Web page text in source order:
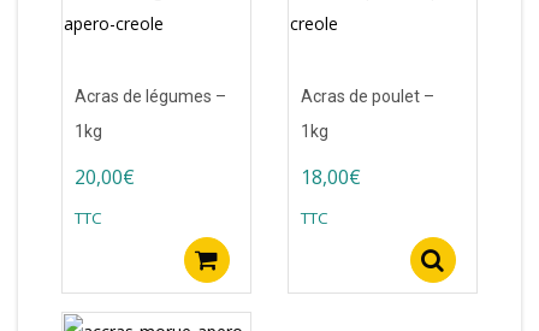
Acras de légumes –
1kg
20,00€
TTC
Acras de poulet –
1kg
18,00€
TTC